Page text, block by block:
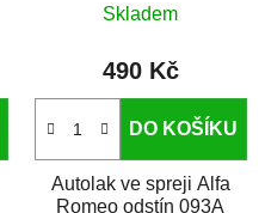
Skladem
490 Kč
DO KOŠÍKU
Autolak ve spreji Alfa
Romeo odstín 093A